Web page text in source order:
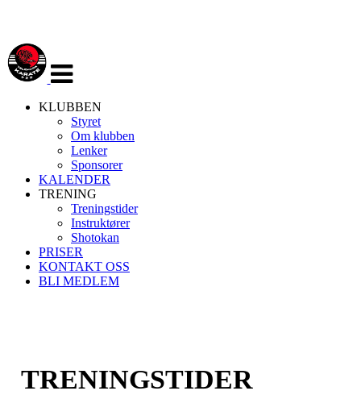
navigasjon
KLUBBEN
Styret
Om klubben
Lenker
Sponsorer
KALENDER
TRENING
Treningstider
Instruktører
Shotokan
PRISER
KONTAKT OSS
BLI MEDLEM
TRENINGSTIDER